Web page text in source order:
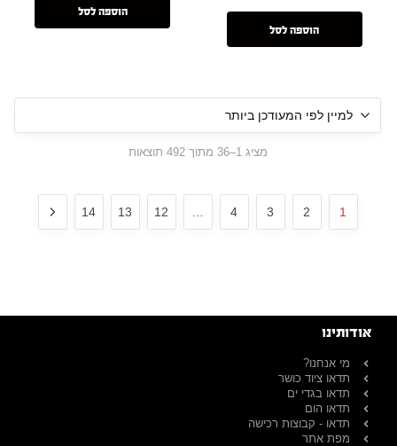
הוספה לסל
הוספה לסל
מציג 1–36 מתוך 492 תוצאות
1
2
3
4
12
13
14
אודותינו
מי אנחנו?
תדאו ציוד כושר
תדאו בגדי ים
תדאו הום
תדאו - קבוצות רכישה
מפת אתר